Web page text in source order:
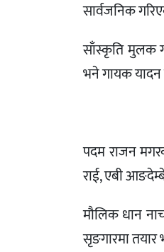
सार्वजनिक
साँस्कृति मुलक
भने गायक यादन
पदम राजन
राई, एबी
मौलिक धान
सृङगारमा